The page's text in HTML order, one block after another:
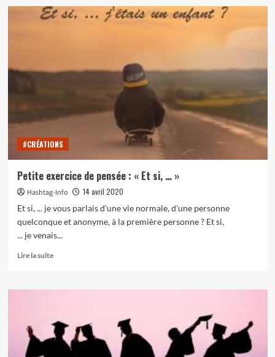
sur
« The
Niels
#CRÉATIONS
Petite exercice de pensée : « Et si, … »
Hashtag-Info
14 avril 2020
Et si, ... je vous parlais d'une vie normale, d'une personne
quelconque et anonyme, à la première personne ? Et si,
... je venais...
Lire la suiteEn
sur
de
pensée